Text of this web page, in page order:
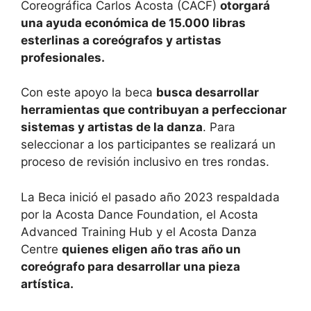
Coreográfica Carlos Acosta (CACF) otorgará
una ayuda económica de 15.000 libras
esterlinas a coreógrafos y artistas
profesionales.
Con este apoyo la beca busca desarrollar
herramientas que contribuyan a perfeccionar
sistemas y artistas de la danza. Para
seleccionar a los participantes se realizará un
proceso de revisión inclusivo en tres rondas.
La Beca inició el pasado año 2023 respaldada
por la Acosta Dance Foundation, el Acosta
Advanced Training Hub y el Acosta Danza
Centre quienes eligen año tras año un
coreógrafo para desarrollar una pieza
artística.